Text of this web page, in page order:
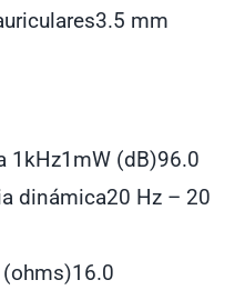
3.5 mm
1kHz1mW (dB)96.0
dinámica20 Hz – 20
16.0